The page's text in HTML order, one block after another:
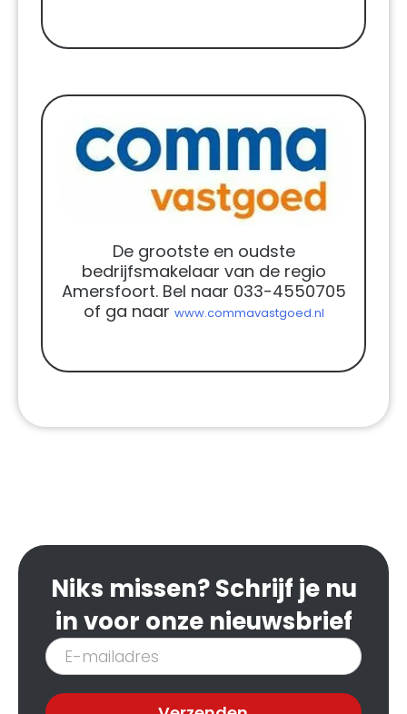
De grootste en oudste
bedrijfsmakelaar van de regio
Amersfoort. Bel naar 033-4550705
of ga naar www.commavastgoed.nl
Niks missen? Schrijf je nu
in voor onze nieuwsbrief
Inschrijven
nieuwsbrief